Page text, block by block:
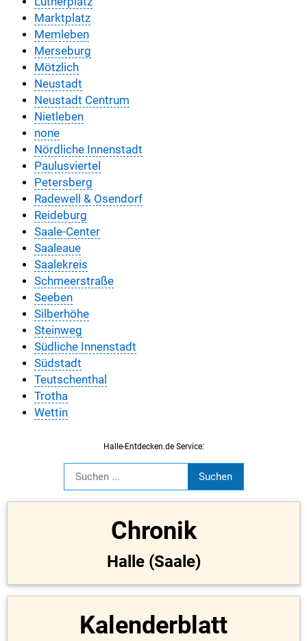
Marktplatz
Memleben
Merseburg
Mötzlich
Neustadt
Neustadt Centrum
Nietleben
none
Nördliche Innenstadt
Paulusviertel
Petersberg
Radewell & Osendorf
Reideburg
Saale-Center
Saaleaue
Saalekreis
Schmeerstraße
Seeben
Silberhöhe
Steinweg
Südliche Innenstadt
Südstadt
Teutschenthal
Trotha
Wettin
Halle-Entdecken.de Service:
Chronik
Halle (Saale)
Kalenderblatt